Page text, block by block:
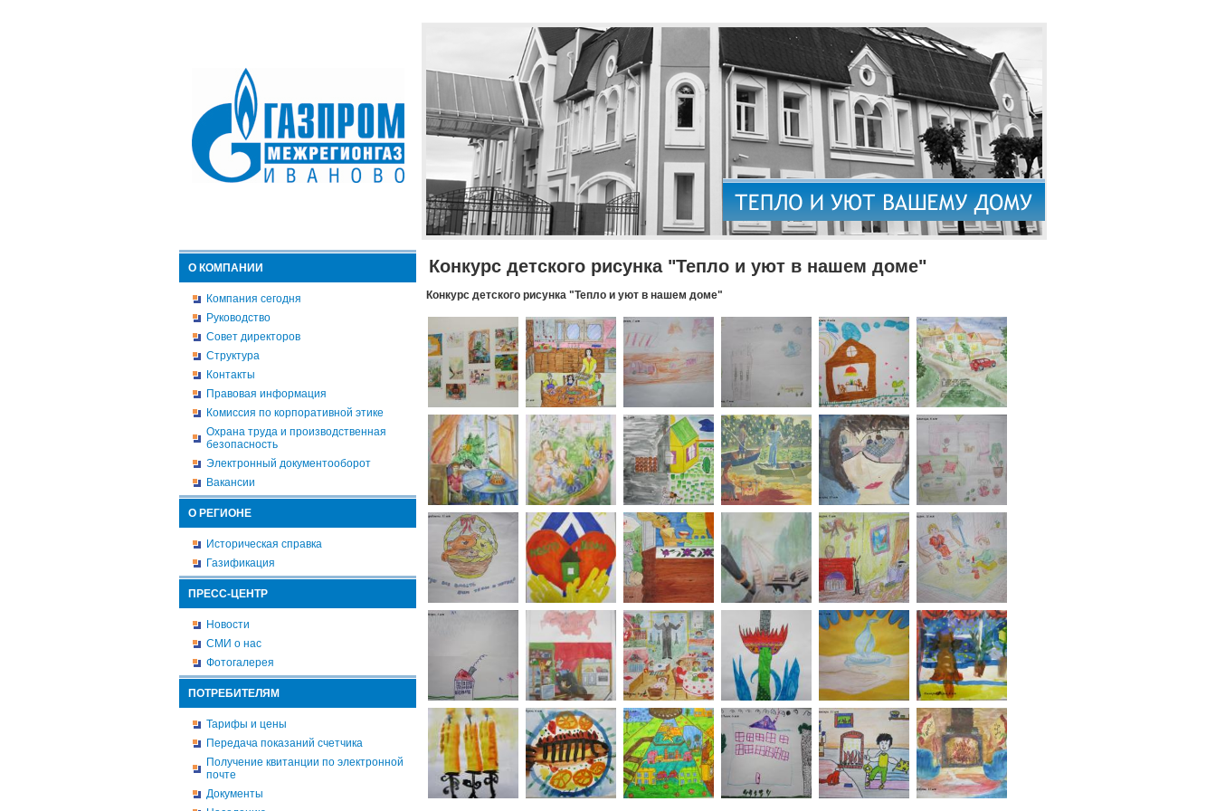
О КОМПАНИИ
Компания сегодня
Руководство
Совет директоров
Структура
Контакты
Правовая информация
Комиссия по корпоративной этике
Охрана труда и производственная
безопасность
Электронный документооборот
Вакансии
О РЕГИОНЕ
Историческая справка
Газификация
ПРЕСС-ЦЕНТР
Новости
СМИ о нас
Фотогалерея
ПОТРЕБИТЕЛЯМ
Тарифы и цены
Передача показаний счетчика
Получение квитанции по электронной
почте
Документы
Конкурс детского рисунка "Тепло и уют в нашем доме"
Конкурс детского рисунка "Тепло и уют в нашем доме"